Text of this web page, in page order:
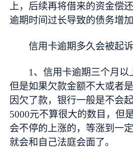
上，后续再将借来的资金偿
逾期时间过长导致的债务增加
信用卡逾期多久会被起
1、信用卡逾期三个月以
但是如果欠款金额不大或者
因欠了款，银行一般是不会
5000元不算很大的数目，但
会不停的上涨的，等涨到一
就会和自己法庭会面了。